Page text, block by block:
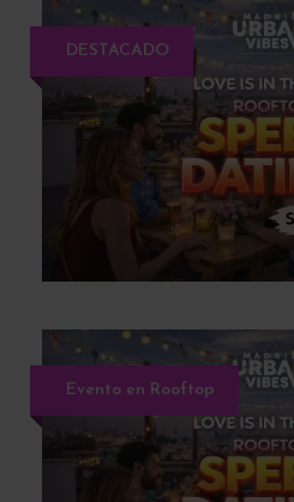
DESTACADO
the Air (EDAD: 25-38)
Evento en Rooftop